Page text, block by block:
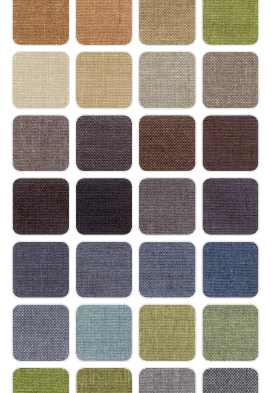
Trevira CS ockergelbTrevira CS pastellgelbTrevira CS sandgelbTrevira CS
Trevira CS hellelfenbeinTrevira CS elfenbeinTrevira CS achatgrau
Trevira CS
Trevira CS platingrauTrevira CS umbragrauTrevira CS rehbraunTrevira CS
Trevira CS mahagonibraun
Trevira CS graubraunTrevira CS graublauTrevira CS
Trevira CS violettblauTrevira CS brillantblauTrevira CS himmelblau
Trevira CS
Trevira CS lichtblauTrevira CS grasgrünTrevira CS grünbeigeTrevira CS